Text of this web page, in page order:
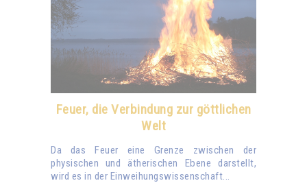
Feuer, die Verbindung zur göttlichen
Welt
Da das Feuer eine Grenze zwischen der
physischen und ätherischen Ebene darstellt,
wird es in der Einweihungswissenschaft...